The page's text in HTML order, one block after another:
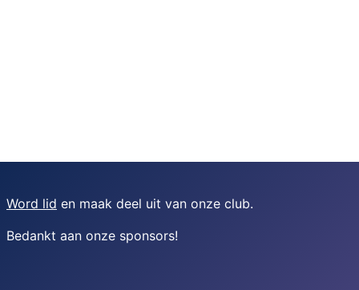
Word lid en maak deel uit van onze club.
Bedankt aan onze sponsors!